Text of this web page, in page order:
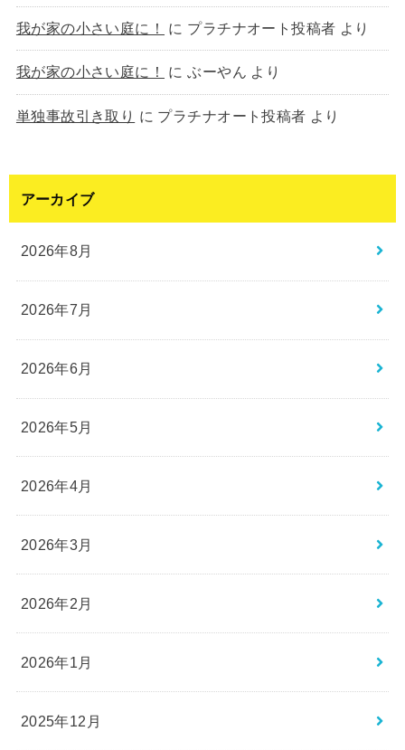
我が家の小さい庭に！ に プラチナオート投稿者 より
我が家の小さい庭に！ にぶーやん より
単独事故引き取り に プラチナオート投稿者 より
アーカイブ
2026年8月
2026年7月
2026年6月
2026年5月
2026年4月
2026年3月
2026年2月
2026年1月
2025年12月